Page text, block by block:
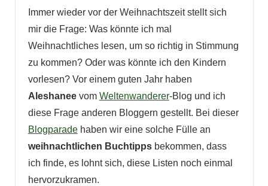
Immer wieder vor der Weihnachtszeit stellt sich
mir die Frage: Was könnte ich mal
Weihnachtliches lesen, um so richtig in Stimmung
zu kommen? Oder was könnte ich den Kindern
vorlesen? Vor einem guten Jahr haben
Aleshaneevom Weltenwanderer-Blog und ich
diese Frage anderen Bloggern gestellt. Bei dieser
Blogparadehaben wir eine solche Fülle an
weihnachtlichen Buchtippsbekommen, dass
ich finde, es lohnt sich, diese Listen noch einmal
hervorzukramen.